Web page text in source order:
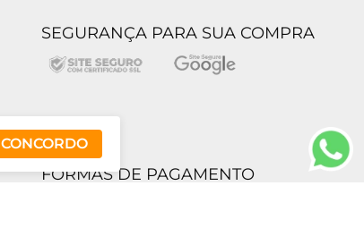
SEGURANÇA PARA SUA COMPRA
FORMAS DE PAGAMENTO
CONCORDO